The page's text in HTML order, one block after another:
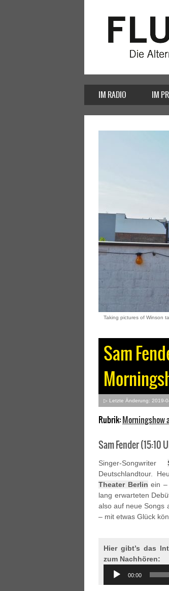
IM RADIO IM
Taking pictures of Winson
Sam
▷ Letzte Änderung: 2019-
Rubrik:Morningshow
Sam Fender (15:10
Singer-Songwriter
Deutschlandtour.
Theater Berlin ein –
lang erwarteten
also auf neue Songs
– mit etwas Glück
Hier gibt’s das
zum Nachhören:
Audio
Player
00:00